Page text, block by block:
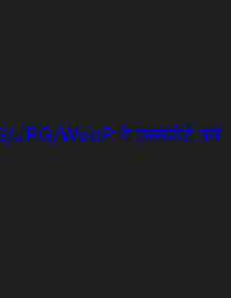
JPG/WebP में एक्सपोर्ट करें।